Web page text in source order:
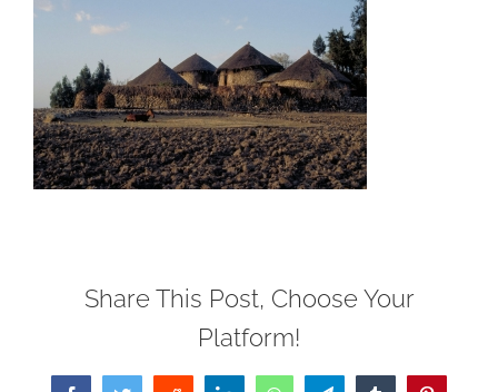
Share This Post, Choose Your
Platform!